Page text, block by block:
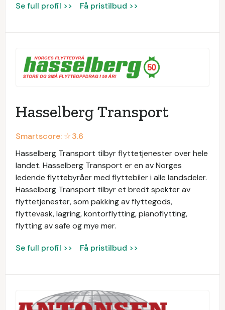
Se full profil >> Få pristilbud >>
Hasselberg Transport
Smartscore: ☆3.6
Hasselberg Transport tilbyr flyttetjenester over hele
landet. Hasselberg Transport er en av Norges
ledende flyttebyråer med flyttebiler i alle landsdeler.
Hasselberg Transport tilbyr et bredt spekter av
flyttetjenester, som pakking av flyttegods,
flyttevask, lagring, kontorflytting, pianoflytting,
flytting av safe og mye mer.
Se full profil >> Få pristilbud >>